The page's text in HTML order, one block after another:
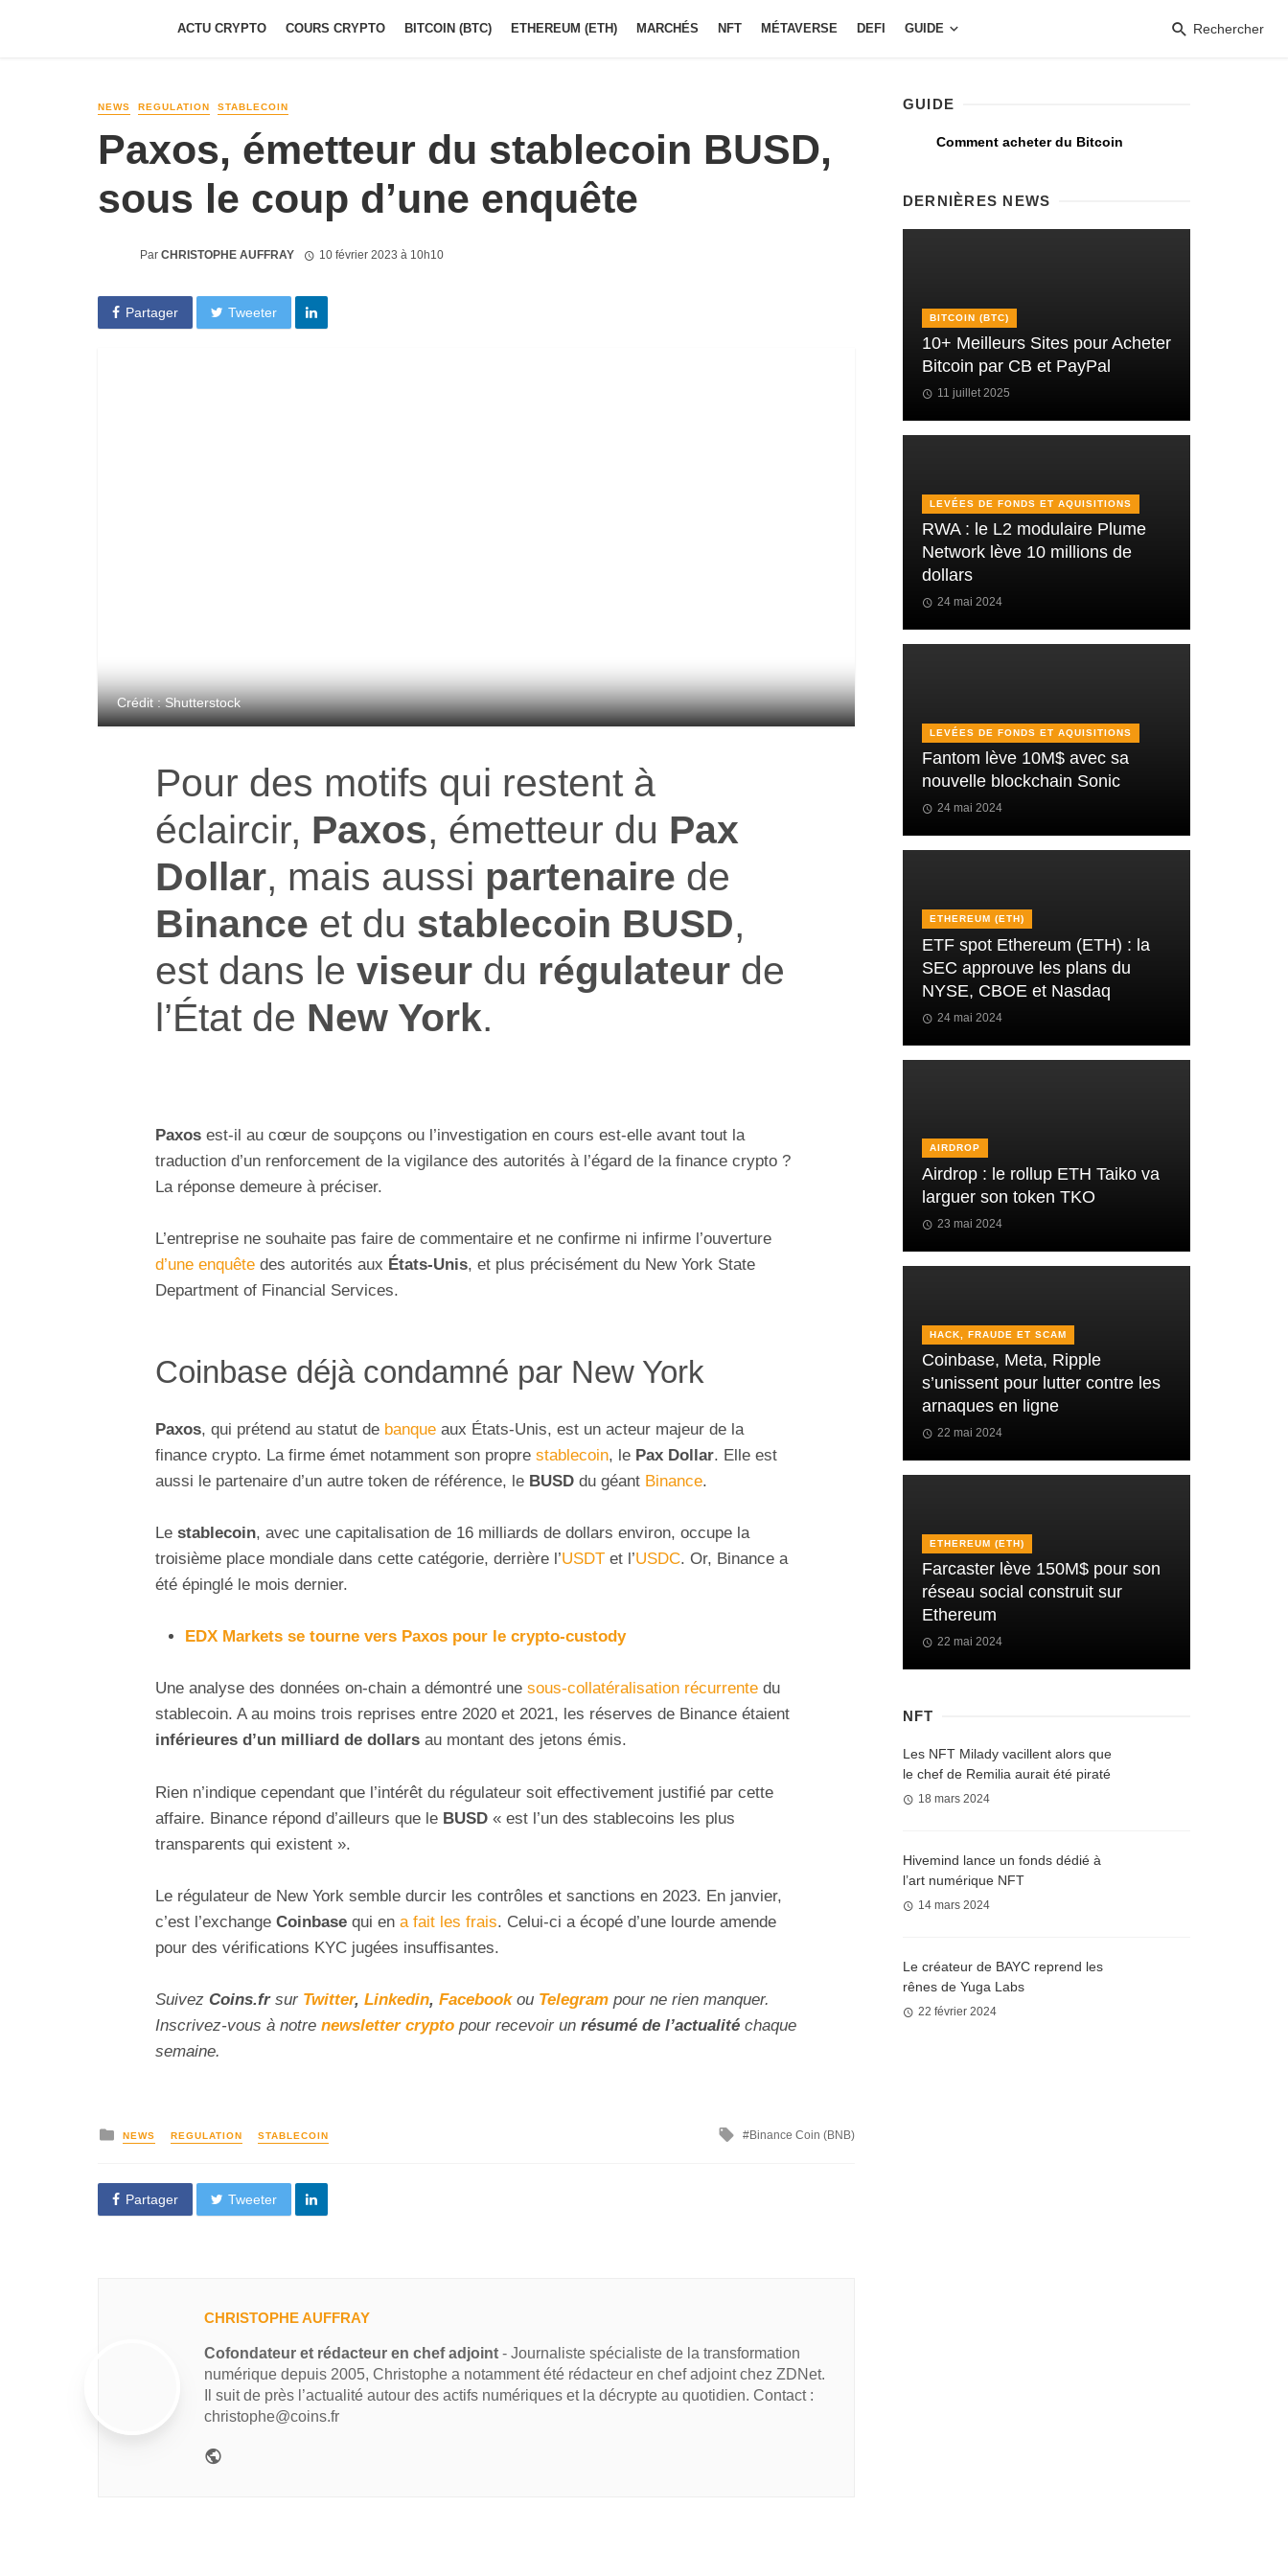
ACTU CRYPTO COURS CRYPTO BITCOIN (BTC) ETHEREUM (ETH) MARCHÉS NFT MÉTAVERSE DEFI GUIDE Rechercher
NEWS REGULATION STABLECOIN
Paxos, émetteur du stablecoin BUSD,
sous le coup d’une enquête
Par CHRISTOPHE AUFFRAY 10 février 2023 à 10h10
Partager Tweeter
Crédit : Shutterstock
Pour des motifs qui restent à
éclaircir, Paxos, émetteur du Pax
Dollar, mais aussi partenaire de
Binance et du stablecoin BUSD,
est dans le viseur du régulateur de
l’État de New York.
Paxos est-il au cœur de soupçons ou l’investigation en cours est-elle avant tout la
traduction d’un renforcement de la vigilance des autorités à l’égard de la finance crypto ?
La réponse demeure à préciser.
L’entreprise ne souhaite pas faire de commentaire et ne confirme ni infirme l’ouverture
d’une enquête des autorités aux États-Unis, et plus précisément du New York State
Department of Financial Services.
Coinbase déjà condamné par New York
Paxos, qui prétend au statut de banque aux États-Unis, est un acteur majeur de la
finance crypto. La firme émet notamment son propre stablecoin, le Pax Dollar. Elle est
aussi le partenaire d’un autre token de référence, le BUSD du géant Binance.
Le stablecoin, avec une capitalisation de 16 milliards de dollars environ, occupe la
troisième place mondiale dans cette catégorie, derrière l’USDT et l’USDC. Or, Binance a
été épinglé le mois dernier.
EDX Markets se tourne vers Paxos pour le crypto-custody
Une analyse des données on-chain a démontré une sous-collatéralisation récurrente du
stablecoin. A au moins trois reprises entre 2020 et 2021, les réserves de Binance étaient
inférieures d’un milliard de dollars au montant des jetons émis.
Rien n’indique cependant que l’intérêt du régulateur soit effectivement justifié par cette
affaire. Binance répond d’ailleurs que le BUSD « est l’un des stablecoins les plus
transparents qui existent ».
Le régulateur de New York semble durcir les contrôles et sanctions en 2023. En janvier,
c’est l’exchange Coinbase qui en a fait les frais. Celui-ci a écopé d’une lourde amende
pour des vérifications KYC jugées insuffisantes.
Suivez Coins.fr sur Twitter, Linkedin, Facebookou Telegram pour ne rien manquer.
Inscrivez-vous à notre newsletter crypto pour recevoir un résumé de l’actualité chaque
semaine.
NEWS REGULATION STABLECOIN Binance Coin (BNB)
Partager Tweeter
CHRISTOPHE AUFFRAY
Cofondateur et rédacteur en chef adjoint - Journaliste spécialiste de la transformation
numérique depuis 2005, Christophe a notamment été rédacteur en chef adjoint chez ZDNet.
Il suit de près l’actualité autour des actifs numériques et la décrypte au quotidien. Contact :
christophe@coins.fr
GUIDE
Comment acheter du Bitcoin
DERNIÈRES NEWS
BITCOIN (BTC)
10+ Meilleurs Sites pour Acheter
Bitcoin par CB et PayPal
11 juillet 2025
LEVÉES DE FONDS ET AQUISITIONS
RWA : le L2 modulaire Plume
Network lève 10 millions de
dollars
24 mai 2024
LEVÉES DE FONDS ET AQUISITIONS
Fantom lève 10M$ avec sa
nouvelle blockchain Sonic
24 mai 2024
ETHEREUM (ETH)
ETF spot Ethereum (ETH) : la
SEC approuve les plans du
NYSE, CBOE et Nasdaq
24 mai 2024
AIRDROP
Airdrop : le rollup ETH Taiko va
larguer son token TKO
23 mai 2024
HACK, FRAUDE ET SCAM
Coinbase, Meta, Ripple
s’unissent pour lutter contre les
arnaques en ligne
22 mai 2024
ETHEREUM (ETH)
Farcaster lève 150M$ pour son
réseau social construit sur
Ethereum
22 mai 2024
NFT
Les NFT Milady vacillent alors que
le chef de Remilia aurait été piraté
18 mars 2024
Hivemind lance un fonds dédié à
l’art numérique NFT
14 mars 2024
Le créateur de BAYC reprend les
rênes de Yuga Labs
22 février 2024